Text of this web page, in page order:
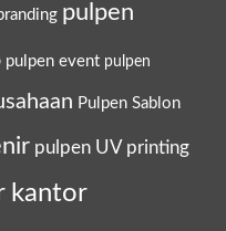
pulpen
pulpen event pulpen
Pulpen Sablon
pulpen UV printing
kantor